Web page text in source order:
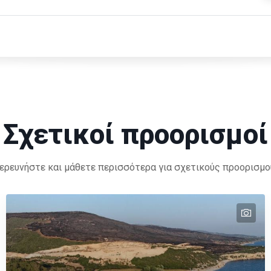
Σχετικοί προορισμοί
και μάθετε περισσότερα για σχετικούς